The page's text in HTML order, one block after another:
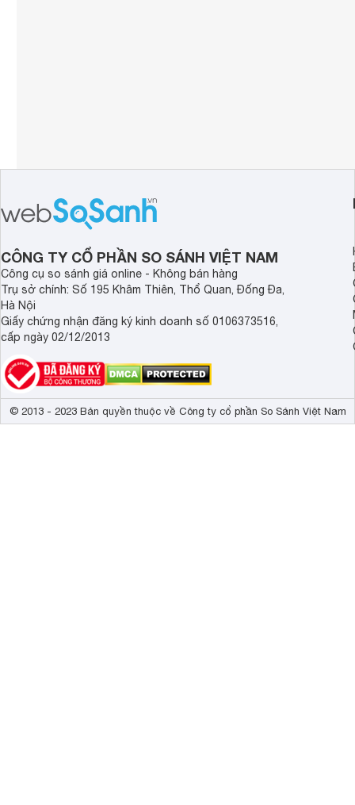
CÔNG TY CỔ PHẦN SO SÁNH VIỆT NAM
Công cụ so sánh giá online - Không bán hàng
Trụ sở chính: Số 195 Khâm Thiên, Thổ Quan, Đống Đa,
Hà Nội
Giấy chứng nhận đăng ký kinh doanh số 0106373516,
cấp ngày 02/12/2013
© 2013 - 2023 Bản quyền thuộc về Công ty cổ phần So Sánh Việt Nam